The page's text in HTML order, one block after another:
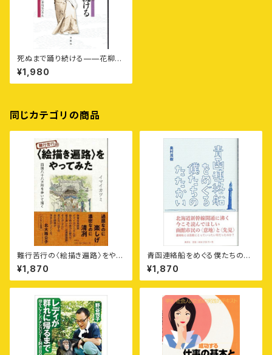
死ぬまで踊り続ける——花柳流
から独立し北海道で〈嘉門流〉を
立ち上げた舞踊家の半生
¥1,980
同じカテゴリの商品
難行苦行の〈絵描き遍路〉をやっ
てみた——四国八十八カ所を歩
いて描く
¥1,870
青函連絡船をめぐる僕たちのた
たかい
¥1,870